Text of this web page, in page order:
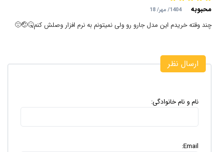
محبوبه 1404/ مهر/ 18
چند وقته خریدم این مدل جارو رو ولی نمیتونم به نرم افزار وصلش کنم🤒🤕😔
ارسال نظر
نام و نام خانوادگی:
Email: